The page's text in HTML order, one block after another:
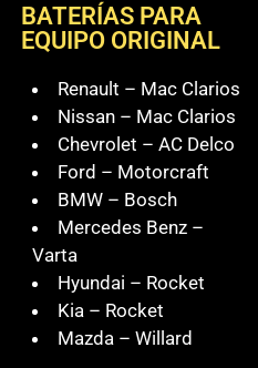
BATERÍAS PARA
EQUIPO ORIGINAL
Renault – Mac Clarios
Nissan – Mac Clarios
Chevrolet – AC Delco
Ford – Motorcraft
BMW – Bosch
Mercedes Benz –
Varta
Hyundai – Rocket
Kia – Rocket
Mazda – Willard